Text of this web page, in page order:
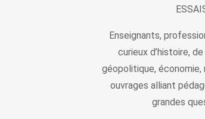
Enseignants,
curieux d’histoire,
géopolitique, économie,
ouvrages alliant
grandes